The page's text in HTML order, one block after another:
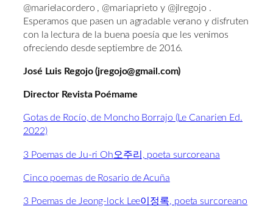
@marielacordero , @mariaprieto y @jlregojo .
Esperamos que pasen un agradable verano y disfruten
con la lectura de la buena poesía que les venimos
ofreciendo desde septiembre de 2016.
José Luis Regojo (jregojo@gmail.com)
Director Revista Poémame
Gotas de Rocío, de Moncho Borrajo (Le Canarien Ed.
2022)
3 Poemas de Ju-ri Oh오주리, poeta surcoreana
Cinco poemas de Rosario de Acuña
3 Poemas de Jeong-lock Lee이정록, poeta surcoreano